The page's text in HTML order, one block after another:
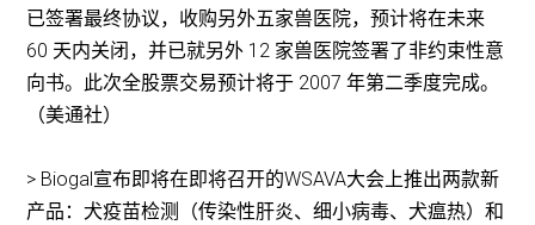
已签署最终协议，收购另外五家兽医院，预计将在未来
60 天内关闭，并已就另外 12 家兽医院签署了非约束性意
向书。此次全股票交易预计将于 2007 年第二季度完成。
（美通社）
> Biogal宣布即将在即将召开的WSAVA大会上推出两款新
产品：犬疫苗检测（传染性肝炎、细小病毒、犬瘟热）和